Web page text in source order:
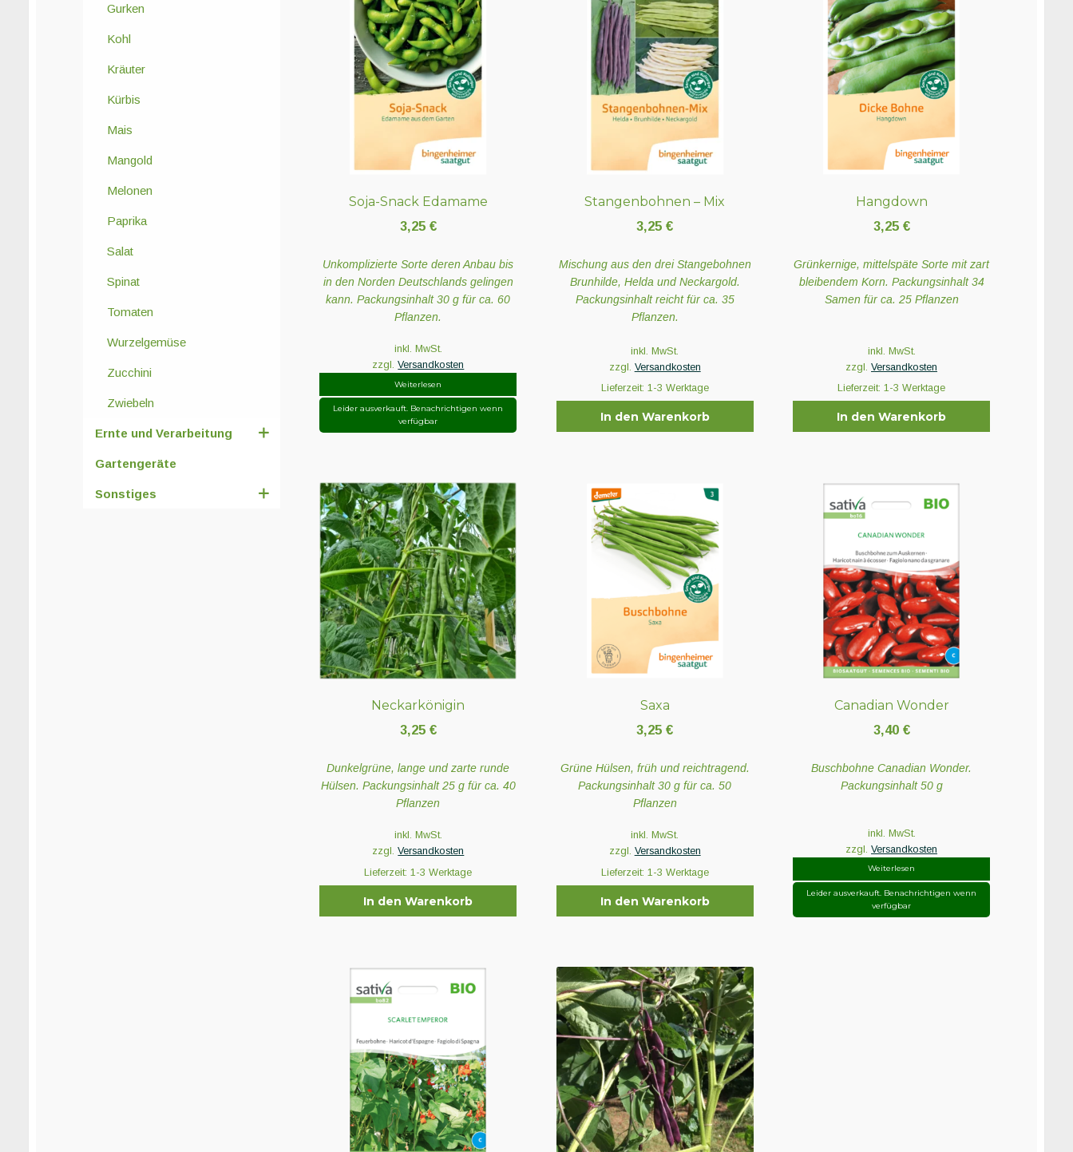
Soja-Snack Edamame
3,25 €
Unkomplizierte Sorte deren Anbau bis
in den Norden Deutschlands gelingen
kann. Packungsinhalt 30 g für ca. 60
Pflanzen.
inkl. MwSt.
zzgl.Versandkosten
Weiterlesen
Leider ausverkauft. Benachrichtigen wenn
verfügbar
Stangenbohnen – Mix
3,25€
Mischung aus den drei Stangebohnen
Brunhilde, Helda und Neckargold.
Packungsinhalt reicht für ca. 35
Pflanzen.
inkl. MwSt.
zzgl. Versandkosten
Lieferzeit: 1-3 Werktage
In den Warenkorb
Hangdown
3,25 €
Grünkernige, mittelspäte Sorte mit zart
bleibendem Korn. Packungsinhalt 34
Samen für ca. 25 Pflanzen
inkl. MwSt.
zzgl.Versandkosten
Lieferzeit:1-3 Werktage
In den Warenkorb
Neckarkönigin
3,25 €
Dunkelgrüne, lange und zarte runde
Hülsen. Packungsinhalt 25 g für ca. 40
Pflanzen
inkl. MwSt.
zzgl.Versandkosten
Lieferzeit: 1-3 Werktage
In den Warenkorb
Saxa
3,25€
Grüne Hülsen, früh und reichtragend.
Packungsinhalt 30 g für ca. 50
Pflanzen
inkl. MwSt.
zzgl. Versandkosten
Lieferzeit: 1-3 Werktage
In den Warenkorb
Canadian Wonder
3,40 €
Buschbohne Canadian Wonder.
Packungsinhalt 50 g
inkl. MwSt.
zzgl.Versandkosten
Weiterlesen
Leider ausverkauft. Benachrichtigen wenn
verfügbar
Gurken
Kohl
Kräuter
Kürbis
Mais
Mangold
Melonen
Paprika
Salat
Spinat
Tomaten
Wurzelgemüse
Zucchini
Zwiebeln
Ernte und Verarbeitung
Gartengeräte
Sonstiges